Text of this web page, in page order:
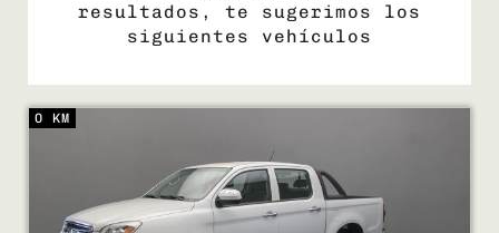
COMPRÁ
resultados, te sugerimos los
siguientes vehículos
0 KM